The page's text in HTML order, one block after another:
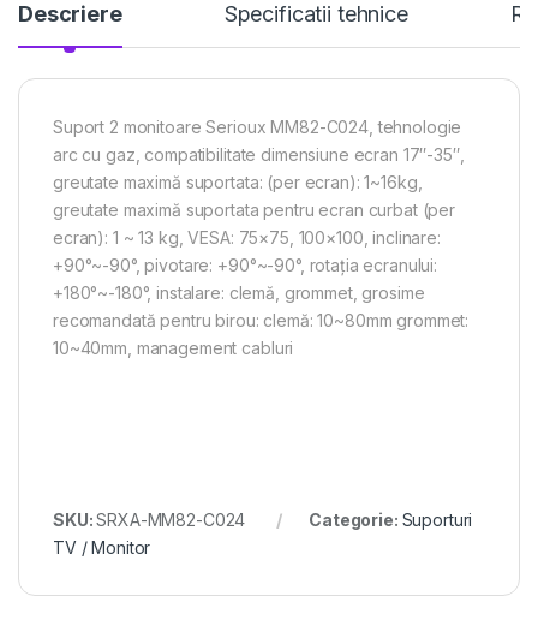
Descriere Specificatii tehnice
Suport 2 monitoare Serioux MM82-C024, tehnologie
arc cu gaz, compatibilitate dimensiune ecran 17″-35″,
greutate maximă suportata: (per ecran): 1~16kg,
greutate maximă suportata pentru ecran curbat (per
ecran): 1 ~ 13 kg, VESA: 75×75, 100×100, inclinare:
+90°~-90°, pivotare: +90°~-90°, rotația ecranului:
+180°~-180°, instalare: clemă, grommet, grosime
recomandată pentru birou: clemă: 10~80mm grommet:
10~40mm, management cabluri
SKU:SRXA-MM82-C024 Categorie: Suporturi
TV / Monitor